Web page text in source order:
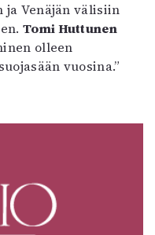
ja Venäjän välisiin
Tomi Huttunen
olleen
vuosina.”